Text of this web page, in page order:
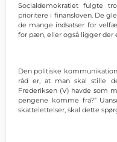
Socialdemokratiet fulgte
prioritere i finansloven. De
de mange indsatser for
for pæn, eller også ligger der
Den politiske
råd er, at man skal stille
Frederiksen (V) havde som
pengene komme fra?”
skattelettelser, skal dette